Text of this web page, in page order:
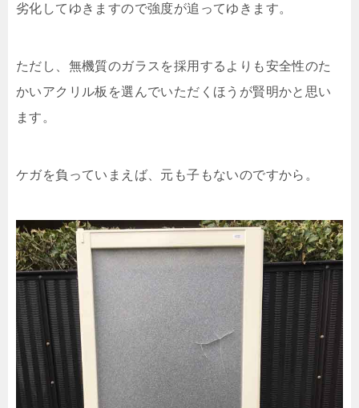
劣化してゆきますので強度が追ってゆきます。
ただし、無機質のガラスを採用するよりも安全性のた
かいアクリル板を選んでいただくほうが賢明かと思い
ます。
ケガを負っていまえば、元も子もないのですから。